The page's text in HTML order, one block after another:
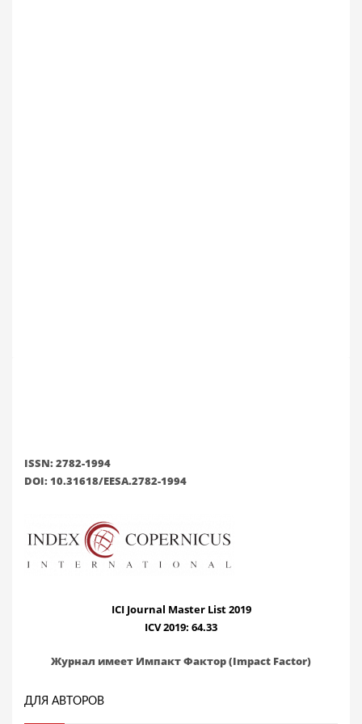
ISSN: 2782-1994
DOI: 10.31618/EESA.2782-1994
ICI Journal Master List 2019
ICV 2019: 64.33
Журнал имеет Импакт Фактор (Impact Factor)
ДЛЯ АВТОРОВ